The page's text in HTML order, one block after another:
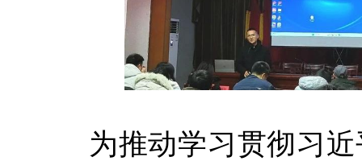
为推动学习贯彻习